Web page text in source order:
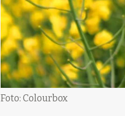
Foto: Colourbox